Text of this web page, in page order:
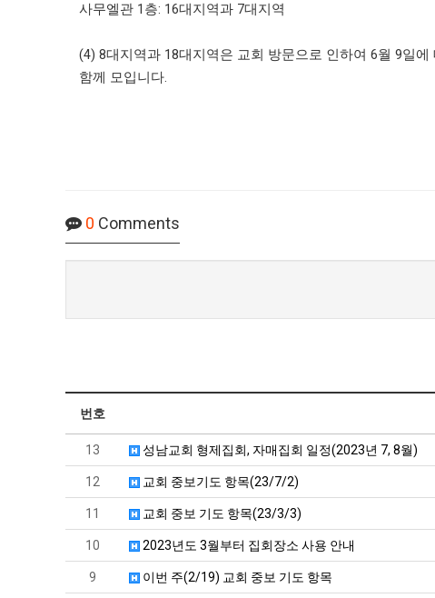
사무엘관 1층: 16대지역과 7대지역
(4) 8대지역과 18대지역은 교회 방문으로 인하여 6월 9일에
함께 모입니다.
0 Comments
번호
13 성남교회 형제집회, 자매집회 일정(2023년 7, 8월)
12 교회 중보기도 항목(23/7/2)
11 교회 중보 기도 항목(23/3/3)
10 2023년도 3월부터 집회장소 사용 안내
9 이번 주(2/19) 교회 중보 기도 항목